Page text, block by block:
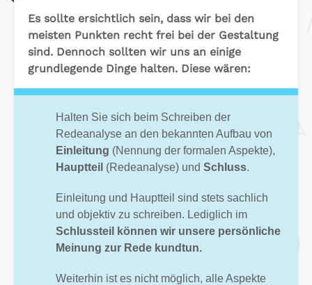
Es sollte ersichtlich sein, dass wir bei den
meisten Punkten recht frei bei der Gestaltung
sind. Dennoch sollten wir uns an einige
grundlegende Dinge halten. Diese wären:
Halten Sie sich beim Schreiben der
Redeanalyse an den bekannten Aufbau von
Einleitung (Nennung der formalen Aspekte),
Hauptteil (Redeanalyse) und Schluss.
Einleitung und Hauptteil sind stets sachlich
und objektiv zu schreiben. Lediglich im
Schlussteil können wir unsere persönliche
Meinung zur Rede kundtun.
Weiterhin ist es nicht möglich, alle Aspekte